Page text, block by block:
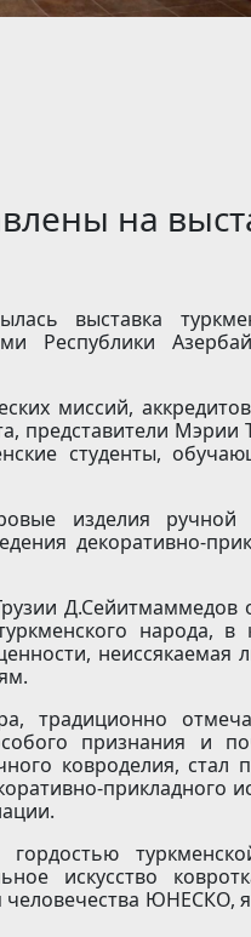
на
выставка
Республики
миссий,
представители Мэрии
студенты,
изделия ручной
декоративно-
Д.Сейитмаммедов
народа, в
неиссякаемая
традиционно
признания и
ковроделия, стал
прикладного
искусство
человечества ЮНЕСКО,